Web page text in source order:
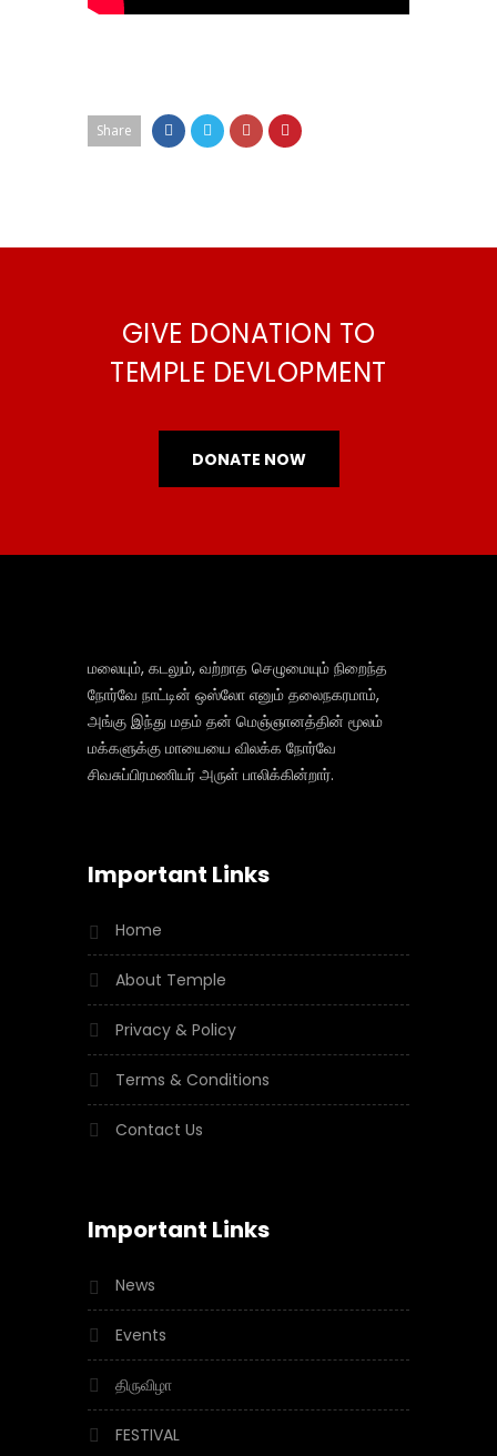
Share
GIVE DONATION TO
TEMPLE DEVLOPMENT
DONATE NOW
மலையும், கடலும், வற்றாத செழுமையும் நிறைந்த
நோர்வே நாட்டின் ஒஸ்லோ எனும் தலைநகரமாம்,
அங்கு இந்து மதம் தன் மெஞ்ஞானத்தின் மூலம்
மக்களுக்கு மாயையை விலக்க நோர்வே
சிவசுப்பிரமணியர் அருள் பாலிக்கின்றார்.
Important Links
Home
About Temple
Privacy & Policy
Terms & Conditions
Contact Us
Important Links
News
Events
திருவிழா
FESTIVAL